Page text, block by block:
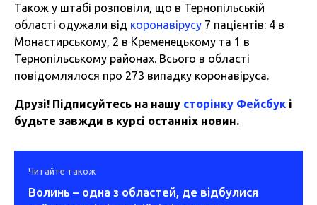
Також у штабі розповіли, що в Тернопільській
області одужали від коронавірусу 7 пацієнтів: 4 в
Монастирському, 2 в Кременецькому та 1 в
Тернопільському районах. Всього в області
повідомлялося про 273 випадку коронавіруса.
Друзі! Підписуйтесь на нашу сторінку Фейсбук і
будьте завжди в курсі останніх новин.
Читайте також
Волинь – одна з областей, де відбулися